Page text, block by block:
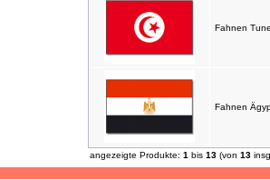
Fahnen
Fahnen
angezeigte Produkte: 1 bis 13 (von 13